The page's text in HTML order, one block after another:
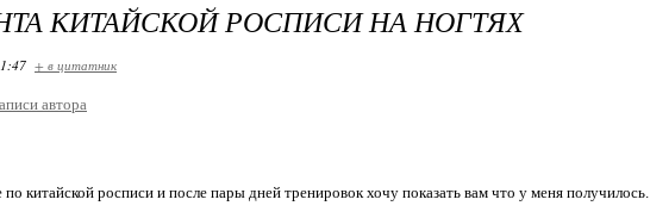
КИТАЙСКОЙ РОСПИСИ НА НОГТЯХ
+ в цитатник
автора
китайской росписи и после пары дней тренировок хочу показать вам что у меня получилось.